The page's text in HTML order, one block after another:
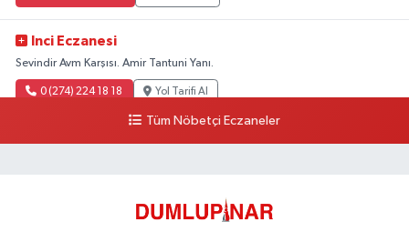
Inci Eczanesi
Sevindir Avm Karşısı. Amir Tantuni Yanı.
0 (274) 224 18 18 Yol Tarifi Al
Tüm Nöbetçi Eczaneler